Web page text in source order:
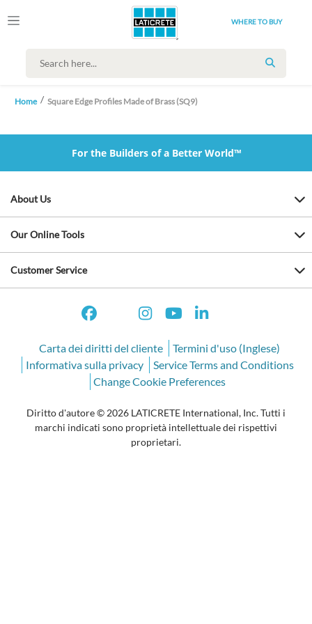
WHERE TO BUY
SEARCH
Home Square Edge Profiles Made of Brass (SQ9)
For the Builders of a Better World™
About Us
Our Online Tools
Customer Service
Carta dei diritti del cliente
Termini d'uso (Inglese)
Informativa sulla privacy
Service Terms and Conditions
Change Cookie Preferences
Diritto d'autore © 2026 LATICRETE International, Inc. Tutti i
marchi indicati sono proprietà intellettuale dei rispettivi
proprietari.